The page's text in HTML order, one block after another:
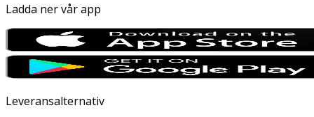
Ladda ner vår app
Leveransalternativ